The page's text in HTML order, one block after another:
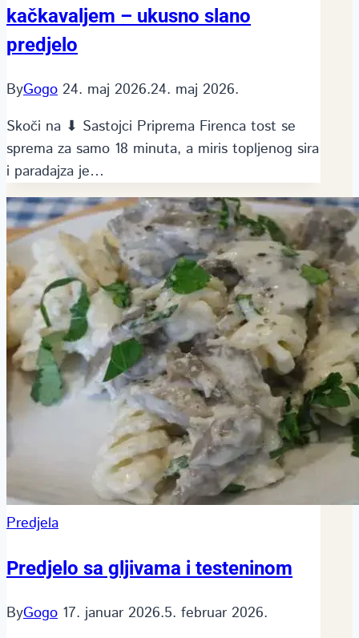
kačkavaljem – ukusno slano
predjelo
ByGogo 24. maj 2026.24. maj 2026.
Skoči na ⬇ Sastojci Priprema Firenca tost se
sprema za samo 18 minuta, a miris topljenog sira
i paradajza je…
Predjela
Predjelo sa gljivama i testeninom
ByGogo 17. januar 2026.5. februar 2026.